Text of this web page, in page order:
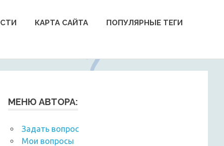
КАРТА САЙТА ПОПУЛЯРНЫЕ ТЕГИ
МЕНЮ АВТОРА:
Задать вопрос
Мои вопросы